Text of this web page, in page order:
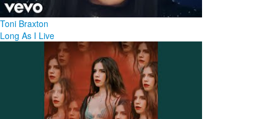
Toni Braxton
Long As I Live